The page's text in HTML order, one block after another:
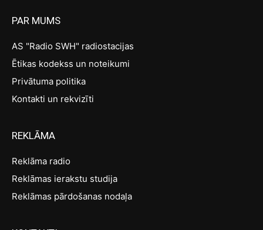
PAR MUMS
AS "Radio SWH" radiostacijas
Ētikas kodekss un noteikumi
Privātuma politika
Kontakti un rekvizīti
REKLĀMA
Reklāma radio
Reklāmas ierakstu studija
Reklāmas pārdošanas nodaļa